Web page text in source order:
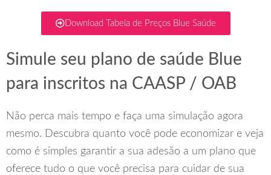
Download Tabela de Preços Blue Saúde
Simule seu plano de saúde Blue
para inscritos na CAASP / OAB
Não perca mais tempo e faça uma simulação agora
mesmo. Descubra quanto você pode economizar e veja
como é simples garantir a sua adesão a um plano que
oferece tudo o que você precisa para cuidar de sua